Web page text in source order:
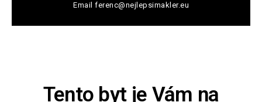
Email ferenc@nejlepsimakler.eu
Tento byt je Vám na